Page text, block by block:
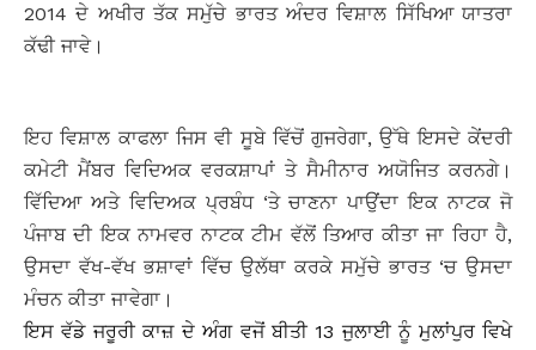
2014 ਦੇ ਅਖੀਰ ਤੱਕ ਸਮੁੱਚੇ ਭਾਰਤ ਅੰਦਰ ਵਿਸ਼ਾਲ ਸਿੱਖਿਆ ਯਾਤਰਾ
ਕੱਢੀ ਜਾਵੇ।
ਇਹ ਵਿਸ਼ਾਲ ਕਾਫਲਾ ਜਿਸ ਵੀ ਸੂਬੇ ਵਿੱਚੋਂ ਗੁਜਰੇਗਾ, ਉੱਥੇ ਇਸਦੇ ਕੇਂਦਰੀ
ਕਮੇਟੀ ਮੈਂਬਰ ਵਿਦਿਅਕ ਵਰਕਸ਼ਾਪਾਂ ਤੇ ਸੈਮੀਨਾਰ ਅਯੋਜਿਤ ਕਰਨਗੇ।
ਵਿੱਦਿਆ ਅਤੇ ਵਿਦਿਅਕ ਪ੍ਰਬੰਧ ‘ਤੇ ਚਾਣਨਾ ਪਾਉਂਦਾ ਇਕ ਨਾਟਕ ਜੋ
ਪੰਜਾਬ ਦੀ ਇਕ ਨਾਮਵਰ ਨਾਟਕ ਟੀਮ ਵੱਲੋਂ ਤਿਆਰ ਕੀਤਾ ਜਾ ਰਿਹਾ ਹੈ,
ਉਸਦਾ ਵੱਖ-ਵੱਖ ਭਸ਼ਾਵਾਂ ਵਿੱਚ ਉਲੱਥਾ ਕਰਕੇ ਸਮੁੱਚੇ ਭਾਰਤ ‘ਚ ਉਸਦਾ
ਮੰਚਨ ਕੀਤਾ ਜਾਵੇਗਾ।
ਇਸ ਵੱਡੇ ਜਰੂਰੀ ਕਾਜ਼ ਦੇ ਅੰਗ ਵਜੋਂ ਬੀਤੀ 13 ਜੁਲਾਈ ਨੂੰ ਮੁਲਾਂਪੁਰ ਵਿਖੇ